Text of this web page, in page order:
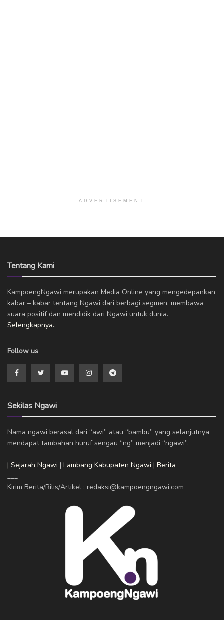
ADVERTISEMENT
Tentang Kami
KampoengNgawi merupakan Media Online yang mengedepankan
kabar – kabar tentang Ngawi dari berbagi segmen, membawa
suara positif dan mendidik dari Ngawi untuk dunia.
Selengkapnya..
Follow us
Sekilas Ngawi
Nama ngawi berasal dari “awi” atau “bambu” yang selanjutnya
mendapat tambahan huruf sengau “ng” menjadi “ngawi”.
| Sejarah Ngawi | Lambang Kabupaten Ngawi | Berita
___
Kirim Berita/Rilis/Artikel : redaksi@kampoengngawi.com